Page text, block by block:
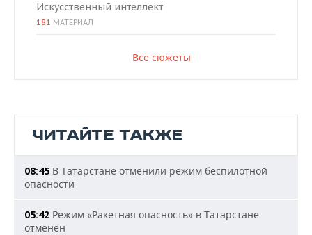
Искусственный интеллект
181 МАТЕРИАЛ
Все сюжеты
ЧИТАЙТЕ ТАКЖЕ
08:45 В Татарстане отменили режим беспилотной
опасности
05:42 Режим «Ракетная опасность» в Татарстане
отменен